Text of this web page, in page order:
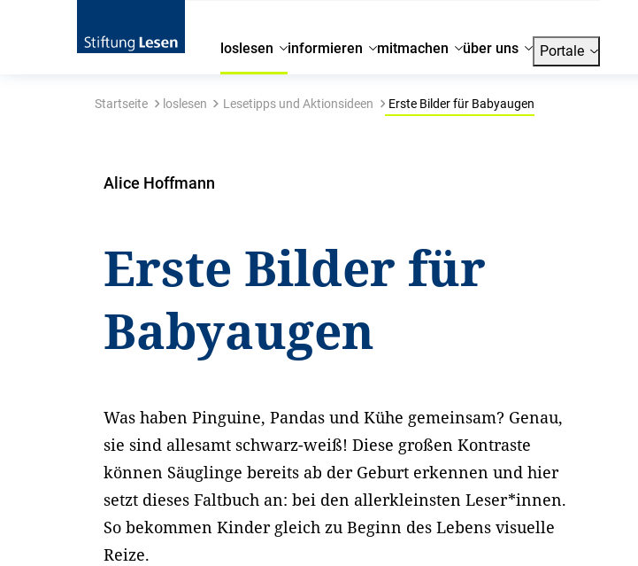
loslesen informieren mitmachen über uns Portale
Startseite loslesen Lesetipps und Aktionsideen Erste Bilder für Babyaugen
Alice Hoffmann
Erste Bilder für
Babyaugen
Was haben Pinguine, Pandas und Kühe gemeinsam? Genau,
sie sind allesamt schwarz-weiß! Diese großen Kontraste
können Säuglinge bereits ab der Geburt erkennen und hier
setzt dieses Faltbuch an: bei den allerkleinsten Leser*innen.
So bekommen Kinder gleich zu Beginn des Lebens visuelle
Reize.